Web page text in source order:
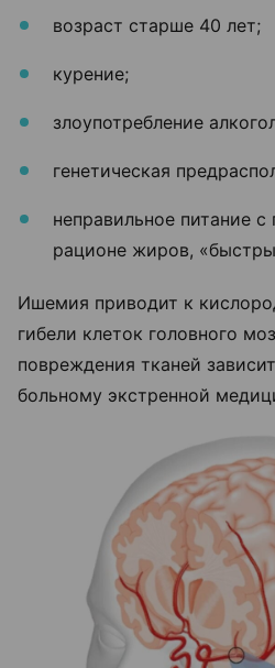
возраст старше 40 лет;
курение;
злоупотребление
генетическая
неправильное питание
рационе жиров,
Ишемия приводит к
гибели клеток головного
повреждения тканей
больному экстренной